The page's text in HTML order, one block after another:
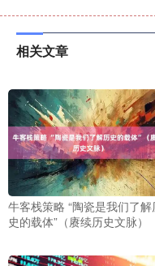
相关文章
牛客栈策略 “陶瓷是我们了解
史的载体”（赓续历史文脉）